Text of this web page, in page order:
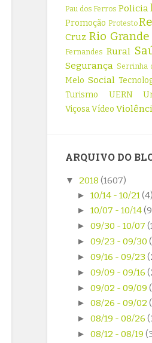
Pau dos Ferros Policia
Promoção Protesto
Cruz Rio
Fernandes Rural
Segurança Serrinha
Melo Social
Turismo
UERN
ViçosaVídeo
ARQUIVO DO
▼ 2018(1607)
► 10/14 - 10/21(4)
► 10/07 - 10/14
► 09/30 - 10/07
► 09/23 - 09/30
► 09/16 - 09/23
► 09/09 - 09/16
► 09/02 - 09/09
► 08/26 - 09/02
► 08/19 - 08/26
► 08/12 - 08/19